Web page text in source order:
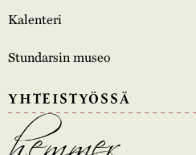
Kalenteri
Stundarsin museo
YHTEISTYÖSSÄ